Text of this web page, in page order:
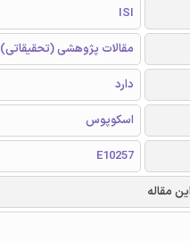
ISI
مقالات پژوهشی (تحقیقاتی)
دارد
اسکوپوس
E10257
مقاله